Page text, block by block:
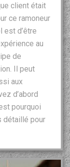
client était
ce ramoneur
est d’être
au
de
Il peut
aux
d’abord
pourquoi
détaillé pour